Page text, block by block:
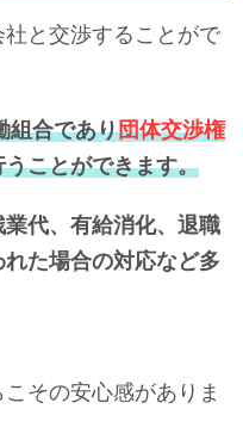
と交渉することがで
組合であり団体交渉権
ことができます。
代、有給消化、退職
た場合の対応など多
その安心感がありま